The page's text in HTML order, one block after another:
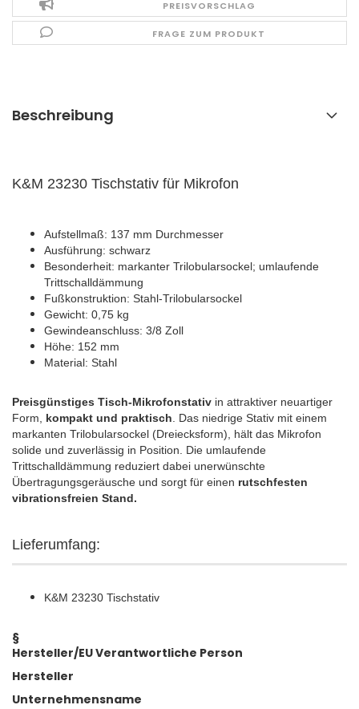
PREISVORSCHLAG
FRAGE ZUM PRODUKT
Beschreibung
K&M 23230 Tischstativ für Mikrofon
Aufstellmaß: 137 mm Durchmesser
Ausführung: schwarz
Besonderheit: markanter Trilobularsockel; umlaufende
Trittschalldämmung
Fußkonstruktion: Stahl-Trilobularsockel
Gewicht: 0,75 kg
Gewindeanschluss: 3/8 Zoll
Höhe: 152 mm
Material: Stahl
Preisgünstiges Tisch-Mikrofonstativ in attraktiver neuartiger
Form,
kompakt und praktisch . Das niedrige Stativ mit einem
markanten Trilobularsockel (Dreiecksform), hält das Mikrofon
solide und zuverlässig in Position. Die umlaufende
Trittschalldämmung reduziert dabei unerwünschte
Übertragungsgeräusche und sorgt für einen rutschfesten
vibrationsfreien Stand.
Lieferumfang:
K&M 23230 Tischstativ
§
Hersteller/EU Verantwortliche Person
Hersteller
Unternehmensname